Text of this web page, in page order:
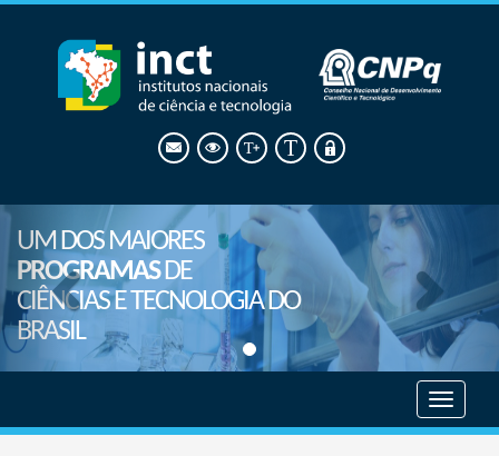
UM DOS MAIORES
PROGRAMASDE
CIÊNCIAS E TECNOLOGIA DO
BRASIL
menu